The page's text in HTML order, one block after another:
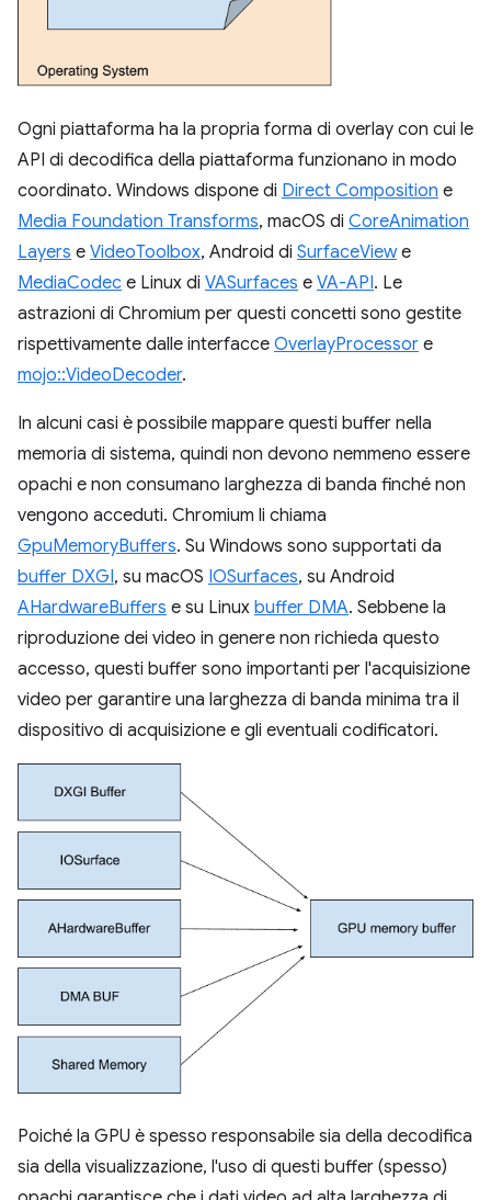
Ogni piattaforma ha la propria forma di overlay con cui le
API di decodifica della piattaforma funzionano in modo
coordinato. Windows dispone di Direct Composition e
Media Foundation Transforms, macOS di CoreAnimation
Layers e VideoToolbox, Android di SurfaceViewe
MediaCodec e Linux di VASurfaces e VA-API. Le
astrazioni di Chromium per questi concetti sono gestite
rispettivamente dalle interfacce OverlayProcessor e
mojo::VideoDecoder.
In alcuni casi è possibile mappare questi buffer nella
memoria di sistema, quindi non devono nemmeno essere
opachi e non consumano larghezza di banda finché non
vengono acceduti. Chromium li chiama
GpuMemoryBuffers. Su Windows sono supportati da
buffer DXGI, su macOS IOSurfaces, su Android
AHardwareBuffers e su Linux buffer DMA. Sebbene la
riproduzione dei video in genere non richieda questo
accesso, questi buffer sono importanti per l'acquisizione
video per garantire una larghezza di banda minima tra il
dispositivo di acquisizione e gli eventuali codificatori.
Poiché la GPU è spesso responsabile sia della decodifica
sia della visualizzazione, l'uso di questi buffer (spesso)